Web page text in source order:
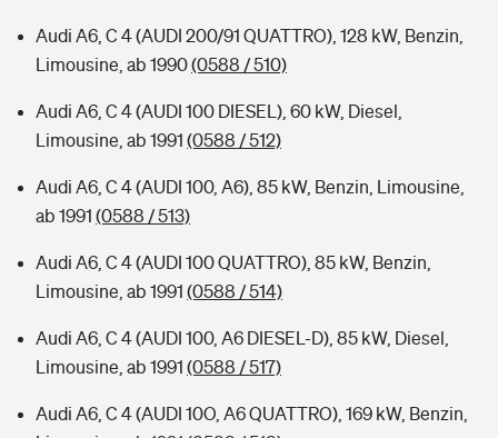
Audi A6, C 4 (AUDI 200/91 QUATTRO), 128 kW, Benzin,
Limousine, ab 1990(0588 / 510)
Audi A6, C 4 (AUDI 100 DIESEL), 60 kW, Diesel,
Limousine, ab 1991 (0588 / 512)
Audi A6, C 4 (AUDI 100, A6), 85 kW, Benzin, Limousine,
ab 1991 (0588 / 513)
Audi A6, C 4 (AUDI 100 QUATTRO), 85 kW, Benzin,
Limousine, ab 1991 (0588 / 514)
Audi A6, C 4 (AUDI 100, A6 DIESEL-D), 85 kW, Diesel,
Limousine, ab 1991 (0588 / 517)
Audi A6, C 4 (AUDI 10O, A6 QUATTRO), 169 kW, Benzin,